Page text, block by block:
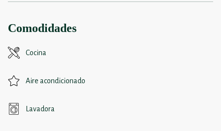
Comodidades
Cocina
Aire acondicionado
Lavadora